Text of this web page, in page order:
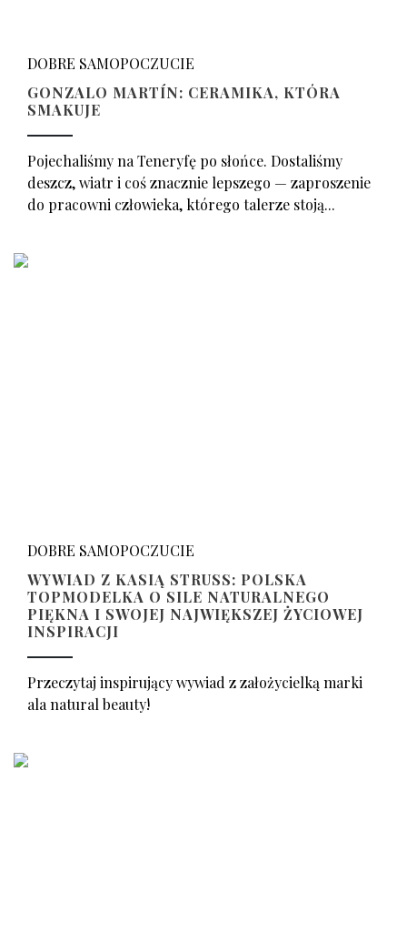
DOBRE SAMOPOCZUCIE
GONZALO MARTÍN: CERAMIKA, KTÓRA
SMAKUJE
Pojechaliśmy na Teneryfę po słońce. Dostaliśmy
deszcz, wiatr i coś znacznie lepszego — zaproszenie
do pracowni człowieka, którego talerze stoją...
DOBRE SAMOPOCZUCIE
WYWIAD Z KASIĄ STRUSS: POLSKA
TOPMODELKA O SILE NATURALNEGO
PIĘKNA I SWOJEJ NAJWIĘKSZEJ ŻYCIOWEJ
INSPIRACJI
Przeczytaj inspirujący wywiad z założycielką marki
ala natural beauty!